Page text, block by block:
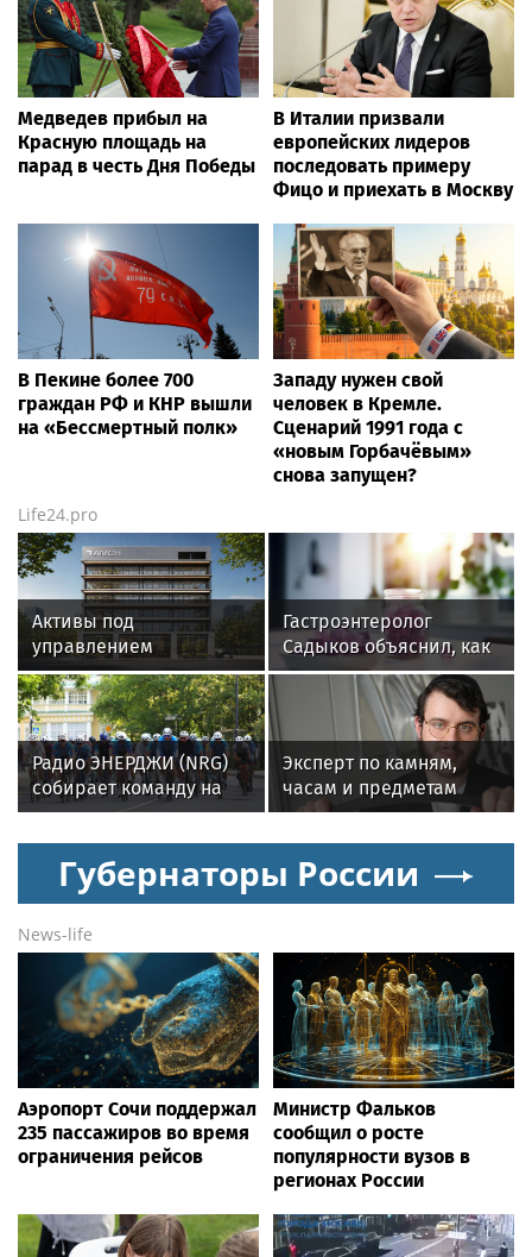
Медведев прибыл на
Красную площадь на
парад в честь Дня Победы
В Италии призвали
европейских лидеров
последовать примеру
Фицо и приехать в Москву
В Пекине более 700
граждан РФ и КНР вышли
на «Бессмертный полк»
Западу нужен свой
человек в Кремле.
Сценарий 1991 года с
«новым Горбачёвым»
снова запущен?
Life24.pro
Активы под
управлением
инвесткомпании AMCH
превысили $50 млн
Гастроэнтеролог
Садыков объяснил, как
сахар в рационе
ускоряет изнашивание
тканей
Радио ЭНЕРДЖИ (NRG)
собирает команду на
Tour de Russie в
Петербурге
Эксперт по камням,
часам и предметам
роскоши Менди
Лифшиц: какие
украшения не любят
солнца моря и бассейн
Губернаторы России
News-life
Аэропорт Сочи поддержал
235 пассажиров во время
ограничения рейсов
Министр Фальков
сообщил о росте
популярности вузов в
регионах России